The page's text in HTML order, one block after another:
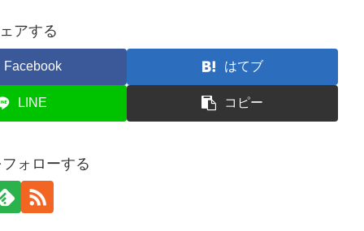
アする
Facebook はてブ
LINE コピー
ォローする